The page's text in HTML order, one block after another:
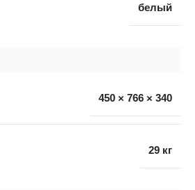
белый
450 × 766 × 340
29 кг